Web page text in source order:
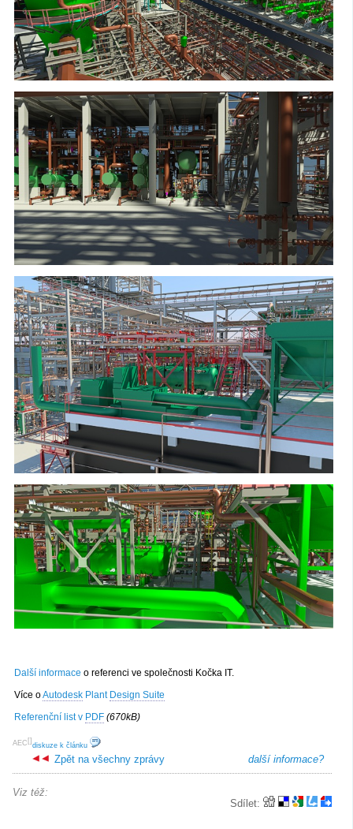
Další informace o referenci ve společnosti Kočka IT.
Více oAutodesk Plant Design Suite
Referenční list v PDF (670kB)
[
AEC ]
diskuze k článku
další informace?
Zpět na všechny zprávy
Sdílet:
Viz též: